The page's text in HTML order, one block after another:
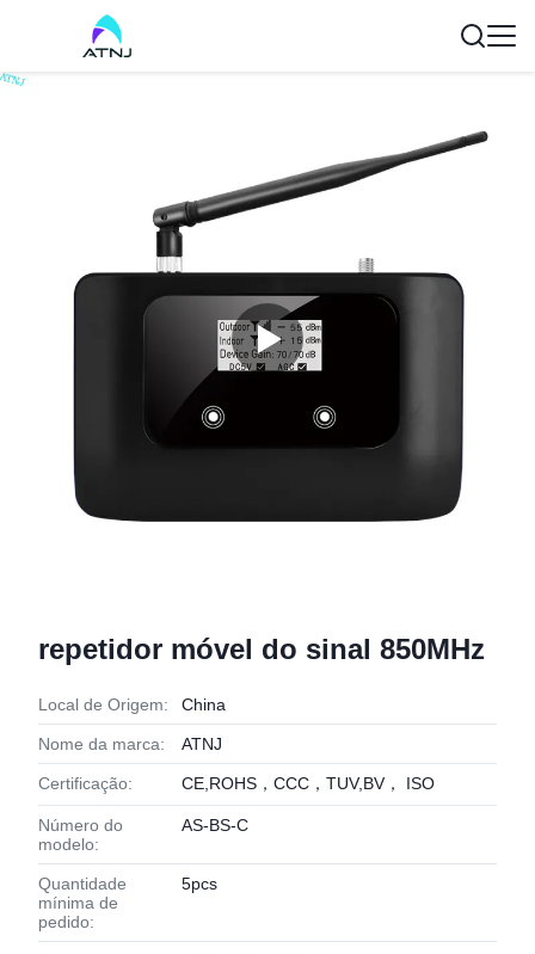
repetidor móvel do sinal 850MHz
Local de Origem: China
Nome da marca: ATNJ
Certificação: CE,ROHS，CCC，TUV,BV， ISO
Número do
modelo:
AS-BS-C
Quantidade
mínima de
pedido:
5pcs